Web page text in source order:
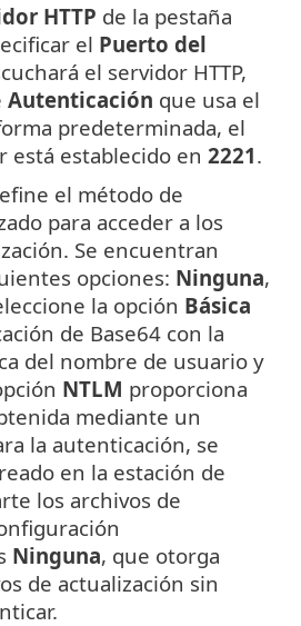
HTTP de la pestaña
el Puerto del
el servidor HTTP,
Autenticación que usa el
predeterminada, el
está establecido en 2221.
el método de
para acceder a los
Se encuentran
opciones: Ninguna,
la opción Básica
de Base64 con la
del nombre de usuario y
NTLM proporciona
mediante un
la autenticación, se
en la estación de
los archivos de
Ninguna, que otorga
de actualización sin